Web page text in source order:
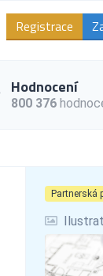
Registrace
Hodnocení
800 376
Partnerská